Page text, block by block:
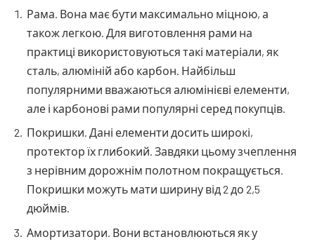
Рама. Вона має бути максимально міцною, а
також легкою. Для виготовлення рами на
практиці використовуються такі матеріали, як
сталь, алюміній або карбон. Найбільш
популярними вважаються алюмінієві елементи,
але і карбонові рами популярні серед покупців.
Покришки. Дані елементи досить широкі,
протектор їх глибокий. Завдяки цьому зчеплення
з нерівним дорожнім полотном покращується.
Покришки можуть мати ширину від 2 до 2,5
дюймів.
Амортизатори. Вони встановлюються як у